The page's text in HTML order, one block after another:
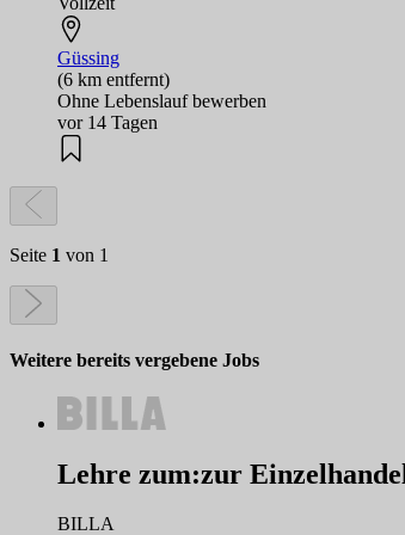
Güssing
(6 km entfernt)
Ohne Lebenslauf bewerben
vor 14 Tagen
Seite 1 von 1
Weitere bereits vergebene Jobs
Lehre zum:zur
BILLA